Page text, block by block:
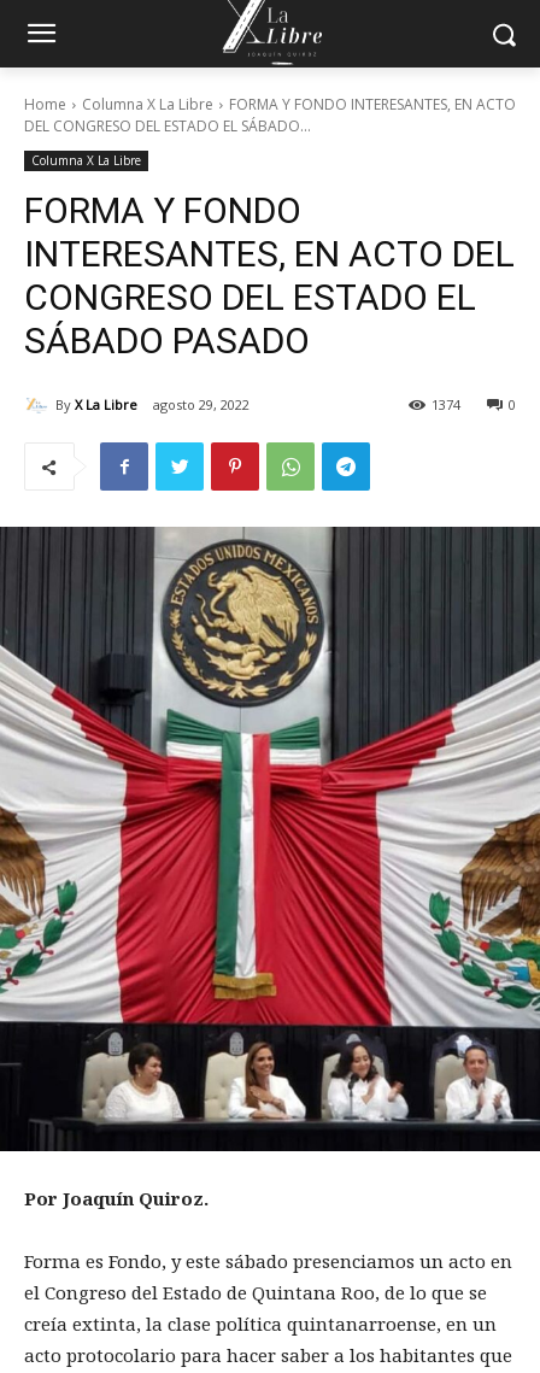
Home Columna X La Libre
FORMA Y FONDO INTERESANTES, EN ACTO
DEL CONGRESO DEL ESTADO EL SÁBADO...
Columna X La Libre
FORMA Y FONDO
INTERESANTES, EN ACTO DEL
CONGRESO DEL ESTADO EL
SÁBADO PASADO
By X La Libre agosto 29, 2022 0
1374
Por Joaquín Quiroz.
Forma es Fondo, y este sábado presenciamos un acto en
el Congreso del Estado de Quintana Roo, de lo que se
creía extinta, la clase política quintanarroense, en un
acto protocolario para hacer saber a los habitantes que